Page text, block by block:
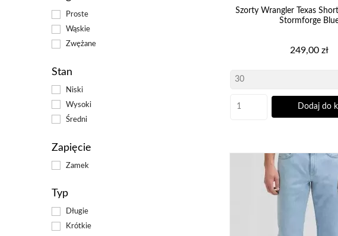
Proste
Wąskie
Zwężane
Stan
Niski
Wysoki
Średni
Zapięcie
Zamek
Typ
Długie
Krótkie
martwić się ich opadaniem
estetyka – wyjściowe,
do Twoich potrzeb.
Szorty Wrangler Texas
Stormforge
Cena
249,00 zł
Dodaj do